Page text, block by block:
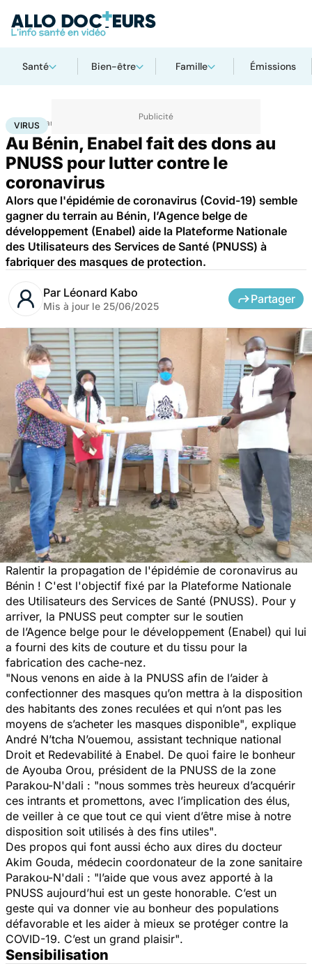
Santé Bien-être Famille Émissions
Accueil Santé Maladies infectieuses
VIRUS
Au Bénin, Enabel fait des dons au
PNUSS pour lutter contre le
coronavirus
Alors que l'épidémie de coronavirus (Covid-19) semble
gagner du terrain au Bénin, l’Agence belge de
développement (Enabel) aide la Plateforme Nationale
des Utilisateurs des Services de Santé (PNUSS) à
fabriquer des masques de protection.
Par Léonard Kabo
Mis à jour le 25/06/2025
Partager
Ralentir la propagation de l'épidémie de coronavirus au
Bénin ! C'est l'objectif fixé par la Plateforme Nationale
des Utilisateurs des Services de Santé (PNUSS). Pour y
arriver, la PNUSS peut compter sur le soutien
de l’Agence belge pour le développement (Enabel) qui lui
a fourni des kits de couture et du tissu pour la
fabrication des cache-nez.
"Nous venons en aide à la PNUSS afin de l’aider à
confectionner des masques qu’on mettra à la disposition
des habitants des zones reculées et qui n’ont pas les
moyens de s’acheter les masques disponible", explique
André N’tcha N’ouemou, assistant technique national
Droit et Redevabilité à Enabel. De quoi faire le bonheur
de Ayouba Orou, président de la PNUSS de la zone
Parakou-N'dali : "nous sommes très heureux d’acquérir
ces intrants et promettons, avec l’implication des élus,
de veiller à ce que tout ce qui vient d’être mise à notre
disposition soit utilisés à des fins utiles".
Des propos qui font aussi écho aux dires du docteur
Akim Gouda, médecin coordonateur de la zone sanitaire
Parakou-N'dali : "l’aide que vous avez apporté à la
PNUSS aujourd’hui est un geste honorable. C’est un
geste qui va donner vie au bonheur des populations
défavorable et les aider à mieux se protéger contre la
COVID-19. C’est un grand plaisir".
Sensibilisation